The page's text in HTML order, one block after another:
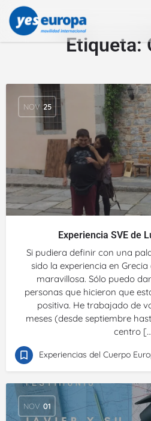
Etiqueta:
NOV 25
Experiencia SVE de
Si pudiera definir con una
sido la experiencia en Grecia
maravillosa. Sólo puedo
personas que hicieron que
positiva. He trabajado de
meses (desde septiembre
centro
Experiencias del Cuerpo
NOV 01